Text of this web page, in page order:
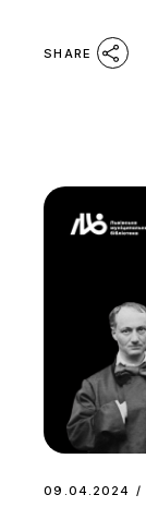
SHARE
09.04.2024